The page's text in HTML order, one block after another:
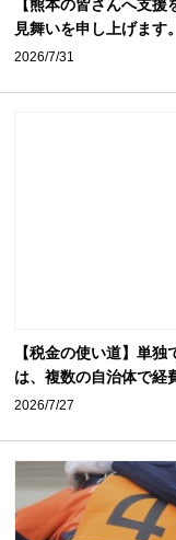
【熊本の皆さんへ支
見舞いを申し上げます。
2026/7/31
【税金の使い道】単
は、複数の自治体で経
2026/7/27